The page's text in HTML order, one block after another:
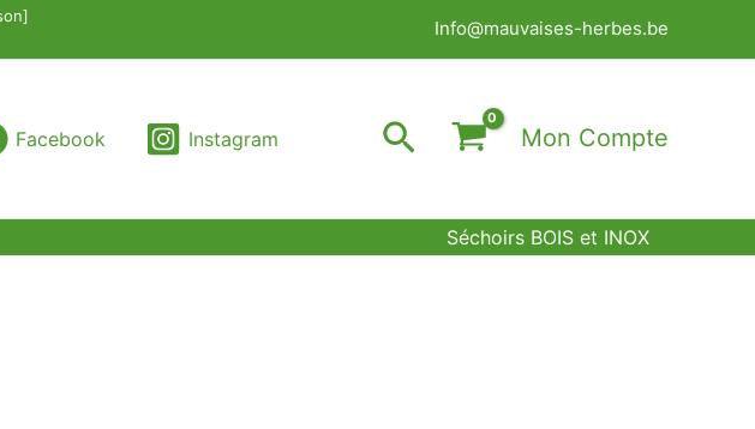
Info@mauvaises-herbes.be
Facebook Instagram RechercherMon Compte
Séchoirs BOIS et INOX